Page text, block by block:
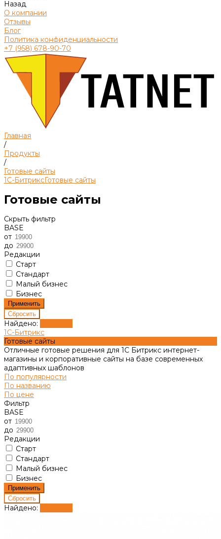
Назад
О компании
Отзывы
Блог
Политика конфиденциальности
+7 (958) 678-90-70
Главная
/
Продукты
/
Готовые сайты
1С-БитриксГотовые сайты
Готовые сайты
Скрыть фильтр
BASE
от
до
Редакции
Старт
Стандарт
Малый бизнес
Бизнес
Найдено:
1С-Битрикс
Готовые сайты
Отличные готовые решения для 1С Битрикс интернет-
магазины и корпоративные сайты на базе современных
адаптивных шаблонов
По популярности
По названию
По цене
Фильтр
BASE
от
до
Редакции
Старт
Стандарт
Малый бизнес
Бизнес
Найдено: